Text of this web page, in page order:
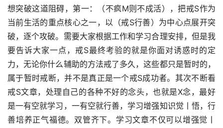
想突破这道阻碍，第一：（不疯M则不成活），把戒S作为
当前生活的重点核心之一，以（戒S行善）为中心点展开突
破，逐个攻破。需要大家根据工作和学习合理安排，但是我
要告诉大家一点，戒S最终考验的就是你面对诱惑时的定
力，无论你什么辅助的方法戒了多久，这些都只是暂时的，
属于暂时戒断，并不是真正是一个戒S成功者。其次不断看
戒S文章，处理自己的各种不好的念头，也就是X念，最好
是一有空就学习，一有空就行善，学习增强知识觉丨悟，行
善培养正气福德。双管齐下。学习文章不仅可以增强觉丨